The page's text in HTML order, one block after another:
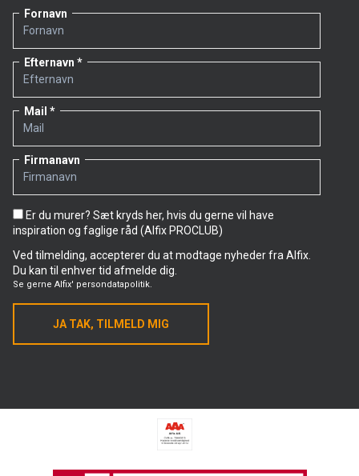
Fornavn
Efternavn
Mail
Firmanavn
Er du murer? Sæt kryds her, hvis du gerne vil have
inspiration og faglige råd (Alfix PROCLUB)
Ved tilmelding, accepterer du at modtage nyheder fra Alfix.
Du kan til enhver tid afmelde dig.
Se gerne Alfix' persondatapolitik.
JA TAK, TILMELD MIG